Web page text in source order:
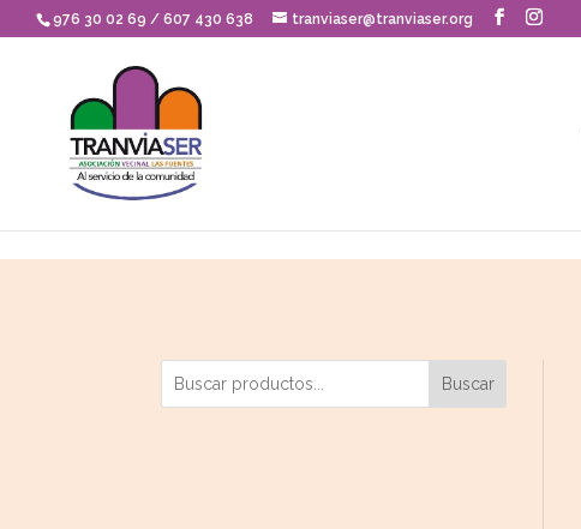
Skip to content
976 30 02 69 / 607 430 638 tranviaser@tranviaser.org
Buscar